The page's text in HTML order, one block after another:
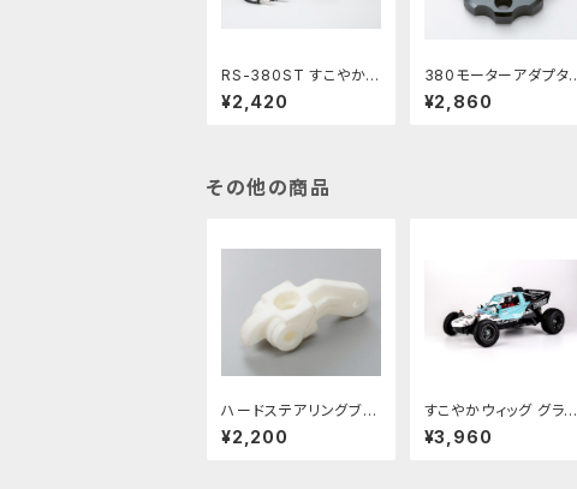
RS-380ST すこやかチ
ューンモーター 10枚ピ
ニオン付
¥2,420
380モーターアダプタ
ーfor DT02/03/04 H
ORNET EVO RC10 VI
¥2,860
その他の商品
ハードステアリングブロ
ック for Associated
RC10 Classic PBRW
¥2,200
すこやかウィッグ グラス
ホッパー用ホワイトPBR
W-3D02WH
¥3,960